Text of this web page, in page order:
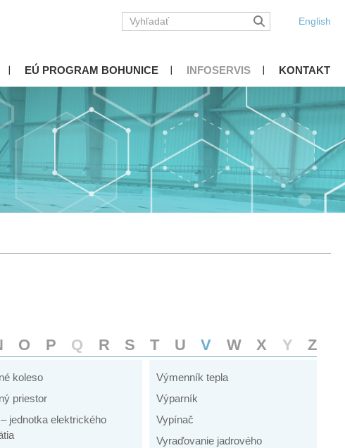
English
EÚ PROGRAM BOHUNICE INFOSERVIS KONTAKT
O P Q R S T U V W X Y Z
koleso
priestor
jednotka elektrického
Výmenník tepla
Výparník
Vypínač
Vyraďovanie jadrového